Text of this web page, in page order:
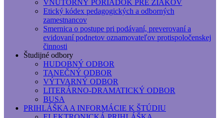
VNÚTORNÝ PORIADOK PRE ŽIAKOV
Etický kódex pedagogických a odborných
zamestnancov
Smernica o postupe pri podávaní, preverovaní a
evidovaní podnetov oznamovateľov protispoločenskej
činnosti
Študijné odbory
HUDOBNÝ ODBOR
TANEČNÝ ODBOR
VÝTVARNÝ ODBOR
LITERÁRNO-DRAMATICKÝ ODBOR
BUSA
PRIHLÁŠKA A INFORMÁCIE K ŠTÚDIU